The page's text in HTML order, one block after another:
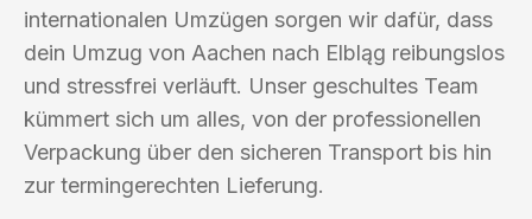
internationalen Umzügen sorgen wir dafür, dass
dein Umzug von Aachen nach Elbląg reibungslos
und stressfrei verläuft. Unser geschultes Team
kümmert sich um alles, von der professionellen
Verpackung über den sicheren Transport bis hin
zur termingerechten Lieferung.